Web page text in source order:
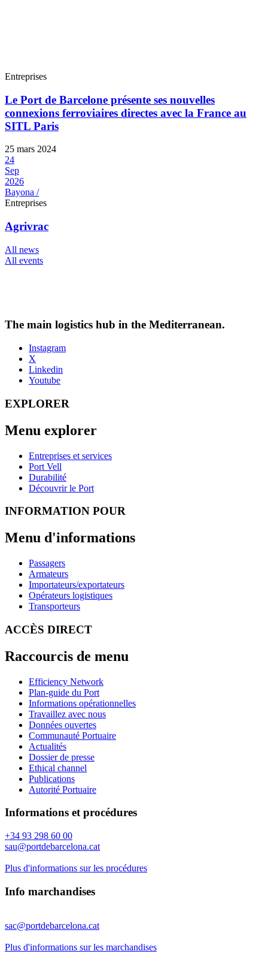
Entreprises
Le Port de Barcelone présente ses nouvelles
connexions ferroviaires directes avec la France au
SITL Paris
25 mars 2024
24
Sep
2026
Bayona /
Entreprises
Agrivrac
All news
All events
The main logistics hub in the Mediterranean.
Instagram
X
Linkedin
Youtube
EXPLORER
Menu explorer
Entreprises et services
Port Vell
Durabilité
Découvrir le Port
INFORMATION POUR
Menu d'informations
Passagers
Armateurs
Importateurs/exportateurs
Opérateurs logistiques
Transporteurs
ACCÈS DIRECT
Raccourcis de menu
Efficiency Network
Plan-guide du Port
Informations opérationnelles
Travaillez avec nous
Données ouvertes
Communauté Portuaire
Actualités
Dossier de presse
Ethical channel
Publications
Autorité Portuaire
Informations et procédures
+34 93 298 60 00
sau@portdebarcelona.cat
Plus d'informations sur les procédures
Info marchandises
sac@portdebarcelona.cat
Plus d'informations sur les marchandises